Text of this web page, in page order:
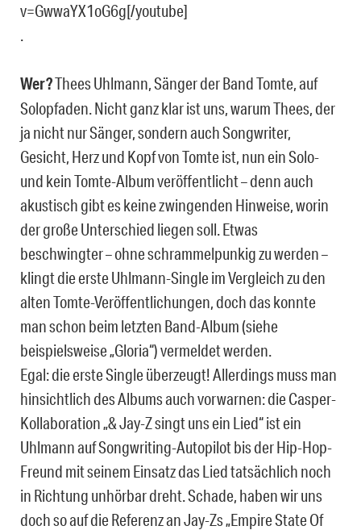
v=GwwaYX1oG6g[/youtube]
.
Wer?Thees Uhlmann, Sänger der Band Tomte, auf
Solopfaden. Nicht ganz klar ist uns, warum Thees, der
ja nicht nur Sänger, sondern auch Songwriter,
Gesicht, Herz und Kopf von Tomte ist, nun ein Solo-
und kein Tomte-Album veröffentlicht – denn auch
akustisch gibt es keine zwingenden Hinweise, worin
der große Unterschied liegen soll. Etwas
beschwingter – ohne schrammelpunkig zu werden –
klingt die erste Uhlmann-Single im Vergleich zu den
alten Tomte-Veröffentlichungen, doch das konnte
man schon beim letzten Band-Album (siehe
beispielsweise „Gloria“) vermeldet werden.
Egal: die erste Single überzeugt! Allerdings muss man
hinsichtlich des Albums auch vorwarnen: die Casper-
Kollaboration „& Jay-Z singt uns ein Lied“ ist ein
Uhlmann auf Songwriting-Autopilot bis der Hip-Hop-
Freund mit seinem Einsatz das Lied tatsächlich noch
in Richtung unhörbar dreht. Schade, haben wir uns
doch so auf die Referenz an Jay-Zs „Empire State Of